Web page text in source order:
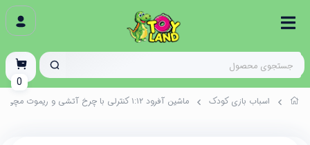
اسباب بازی کودک ماشین آفرود ۱:۱۲ کنترلی با چرخ آتشی و ریموت مچی یرو تویز
0